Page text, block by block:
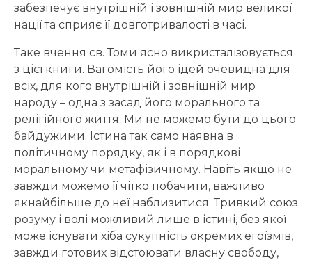
забезпечує внутрішній і зовнішній мир великої
нації та сприяє її довготривалості в часі.
Таке вчення св. Томи ясно викристалізовується
з цієї книги. Вагомість його ідей очевидна для
всіх, для кого внутрішній і зовнішній мир
народу – одна з засад його морального та
релігійного життя. Ми не можемо бути до цього
байдужими. Істина так само наявна в
політичному порядку, як і в порядкові
моральному чи метафізичному. Навіть якщо не
завжди можемо її чітко побачити, важливо
якнайбільше до неї наблизитися. Тривкий союз
розуму і волі можливий лише в істині, без якої
може існувати хіба сукупність окремих егоїзмів,
завжди готових відстоювати власну свободу,